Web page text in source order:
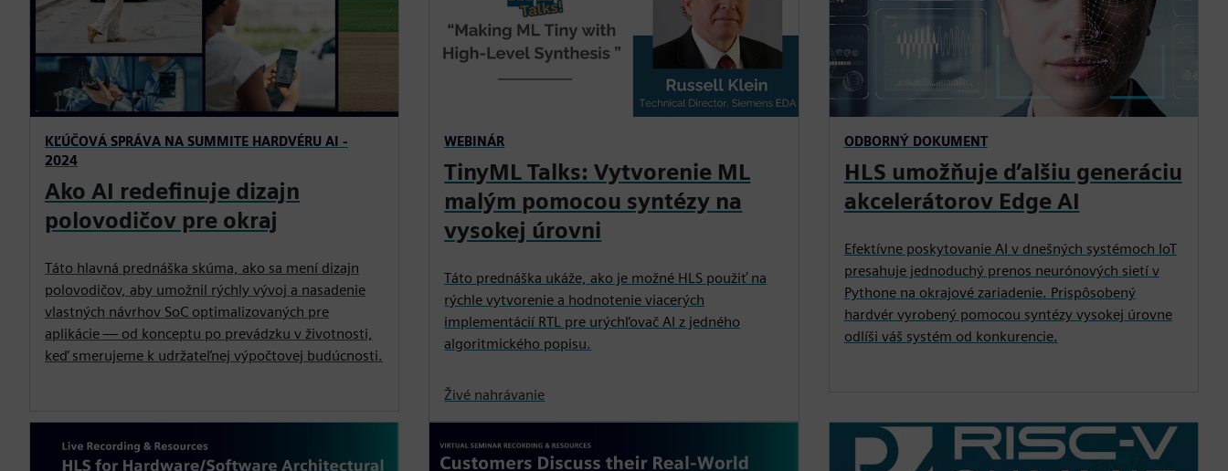
KĽÚČOVÁ SPRÁVA NA SUMMITE HARDVÉRU AI -
2024
Ako AI redefinuje dizajn
polovodičov pre okraj
Táto hlavná prednáška skúma, ako sa mení dizajn
polovodičov, aby umožnil rýchly vývoj a nasadenie
vlastných návrhov SoC optimalizovaných pre
aplikácie — od konceptu po prevádzku v životnosti,
keď smerujeme k udržateľnej výpočtovej budúcnosti.
WEBINÁR
TinyML Talks: Vytvorenie ML
malým pomocou syntézy na
vysokej úrovni
Táto prednáška ukáže, ako je možné HLS použiť na
rýchle vytvorenie a hodnotenie viacerých
implementácií RTL pre urýchľovač AI z jedného
algoritmického popisu.
Živé nahrávanie
ODBORNÝ DOKUMENT
HLS umožňuje ďalšiu generáciu
akcelerátorov Edge AI
Efektívne poskytovanie AI v dnešných systémoch IoT
presahuje jednoduchý prenos neurónových sietí v
Pythone na okrajové zariadenie. Prispôsobený
hardvér vyrobený pomocou syntézy vysokej úrovne
odlíši váš systém od konkurencie.